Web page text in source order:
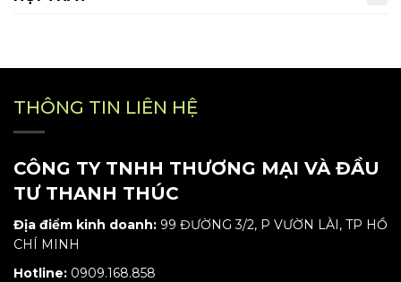
THÔNG TIN LIÊN HỆ
CÔNG TY TNHH THƯƠNG MẠI VÀ ĐẦU
TƯ THANH THÚC
Địa điểm kinh doanh: 99 ĐƯỜNG 3/2, P VƯỜN LÀI, TP HỒ
CHÍ MINH
Hotline: 0909.168.858